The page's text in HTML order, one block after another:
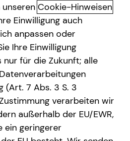
und ich bin seit einigen Jahren
Weg in die Finanzwelt ist
denn ursprünglich führte er über
in die Ingenieurslaufbahn.
ich mich parallel dazu als
und heute kommt mir meine
und der Blick für Details, die
habe, zugute.
wichtig, Qualität an oberste
ehrliche Beratung mit Herz und
Cookie-Hinweisen
Einwilligung auch
anpassen oder
Ihre Einwilligung
für die Zukunft; alle
(Art. 7 Abs. 3 S. 3
verarbeiten wir
außerhalb der EU/EWR,
ein geringerer